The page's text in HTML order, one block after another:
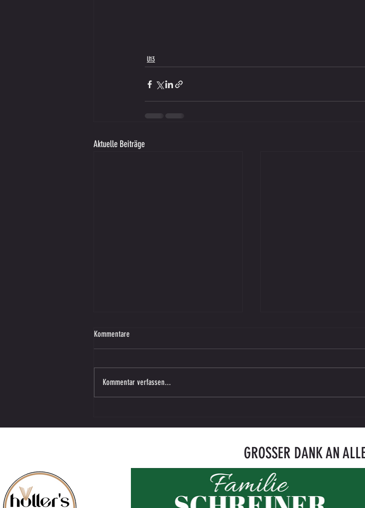
U13
Aktuelle Beiträge
Kommentare
Kommentar verfassen...
GROSSER DANK AN